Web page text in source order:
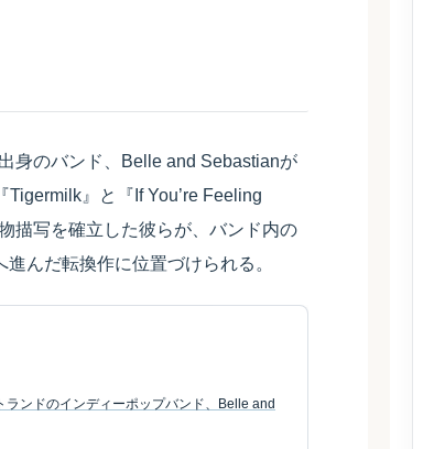
身のバンド、Belle and Sebastianが
』と『If You’re Feeling
描写を確立した彼らが、バンド内の
んだ転換作に位置づけられる。
ンドのインディーポップバンド、Belle and